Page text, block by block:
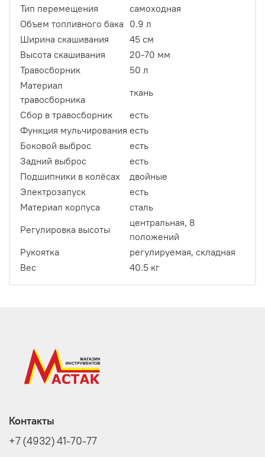
Тип перемещения
самоходная
Объем топливного бака 0.9 л
Ширина скашивания
45 см
Высота скашивания
20-70 мм
Травосборник
50 л
Материал
травосборника
ткань
Сбор в травосборник
есть
Функция мульчирования есть
Боковой выброс
есть
Задний выброс
есть
Подшипники в колёсах
двойные
Электрозапуск
есть
Материал корпуса
сталь
Регулировка высоты
центральная, 8
положений
Рукоятка
регулируемая, складная
Вес
40.5 кг
Контакты
+7 (4932) 41-70-77